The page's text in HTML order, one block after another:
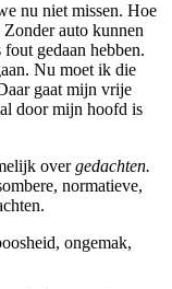
nu niet missen. Hoe
auto kunnen
gedaan hebben.
Nu moet ik die
gaat mijn vrije
door mijn hoofd is
overgedachten.
normatieve,
ongemak,